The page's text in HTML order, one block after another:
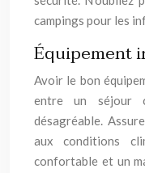
campings pour les
Équipement
Avoir le bon
entre un séjour
désagréable.
aux conditions
confortable et un